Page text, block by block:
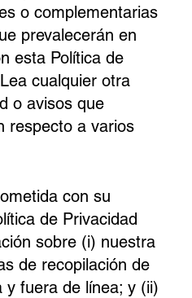
o complementarias
prevalecerán en
esta Política de
cualquier otra
o avisos que
respecto a varios
con su
de Privacidad
sobre (i) nuestra
de recopilación de
y fuera de línea; y (ii)